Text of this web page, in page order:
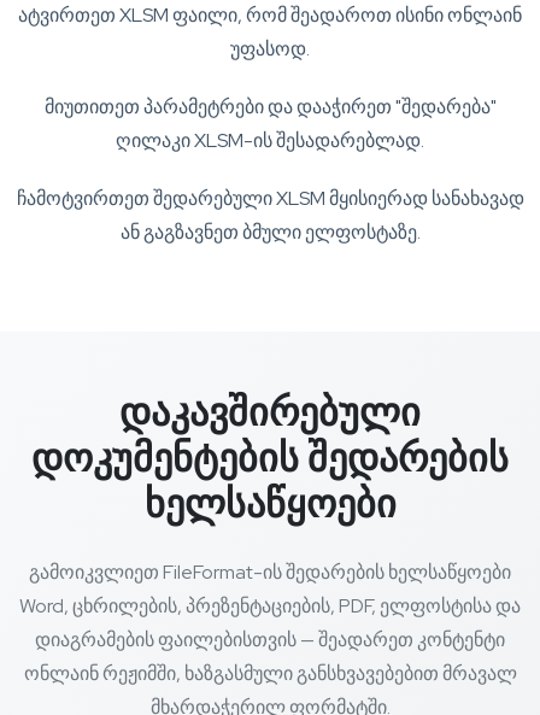
ატვირთეთ XLSM ფაილი, რომ შეადაროთ ისინი ონლაინ
უფასოდ.
მიუთითეთ პარამეტრები და დააჭირეთ "შედარება"
ღილაკი XLSM-ის შესადარებლად.
ჩამოტვირთეთ შედარებული XLSM მყისიერად სანახავად
ან გაგზავნეთ ბმული ელფოსტაზე.
დაკავშირებული
დოკუმენტების შედარების
ხელსაწყოები
გამოიკვლიეთ FileFormat-ის შედარების ხელსაწყოები
Word, ცხრილების, პრეზენტაციების, PDF, ელფოსტისა და
დიაგრამების ფაილებისთვის — შეადარეთ კონტენტი
ონლაინ რეჟიმში, ხაზგასმული განსხვავებებით მრავალ
მხარდაჭერილ ფორმატში.